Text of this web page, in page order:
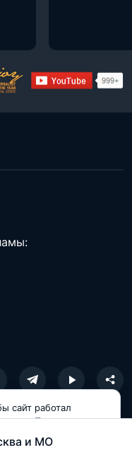
и МО
сайт работал
вас. Продолжая